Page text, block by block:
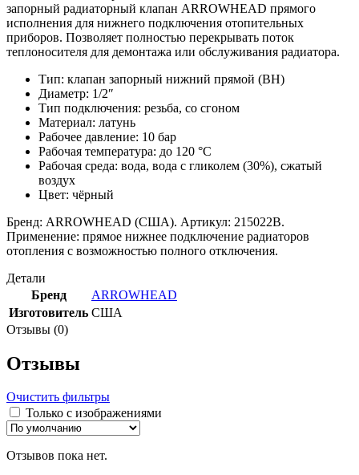
запорный радиаторный клапан ARROWHEAD прямого
исполнения для нижнего подключения отопительных
приборов. Позволяет полностью перекрывать поток
теплоносителя для демонтажа или обслуживания радиатора.
Тип: клапан запорный нижний прямой (ВН)
Диаметр: 1/2″
Тип подключения: резьба, со сгоном
Материал: латунь
Рабочее давление: 10 бар
Рабочая температура: до 120 °С
Рабочая среда: вода, вода с гликолем (30%), сжатый
воздух
Цвет: чёрный
Бренд: ARROWHEAD (США). Артикул: 215022B.
Применение: прямое нижнее подключение радиаторов
отопления с возможностью полного отключения.
Детали
Бренд
ARROWHEAD
Изготовитель США
Отзывы (0)
Отзывы
Очистить фильтры
Только с изображениями
Отзывов пока нет.